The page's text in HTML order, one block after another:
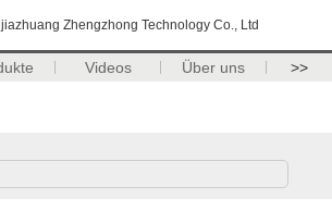
Zhengzhong Technology Co., Ltd
Videos Über uns >>